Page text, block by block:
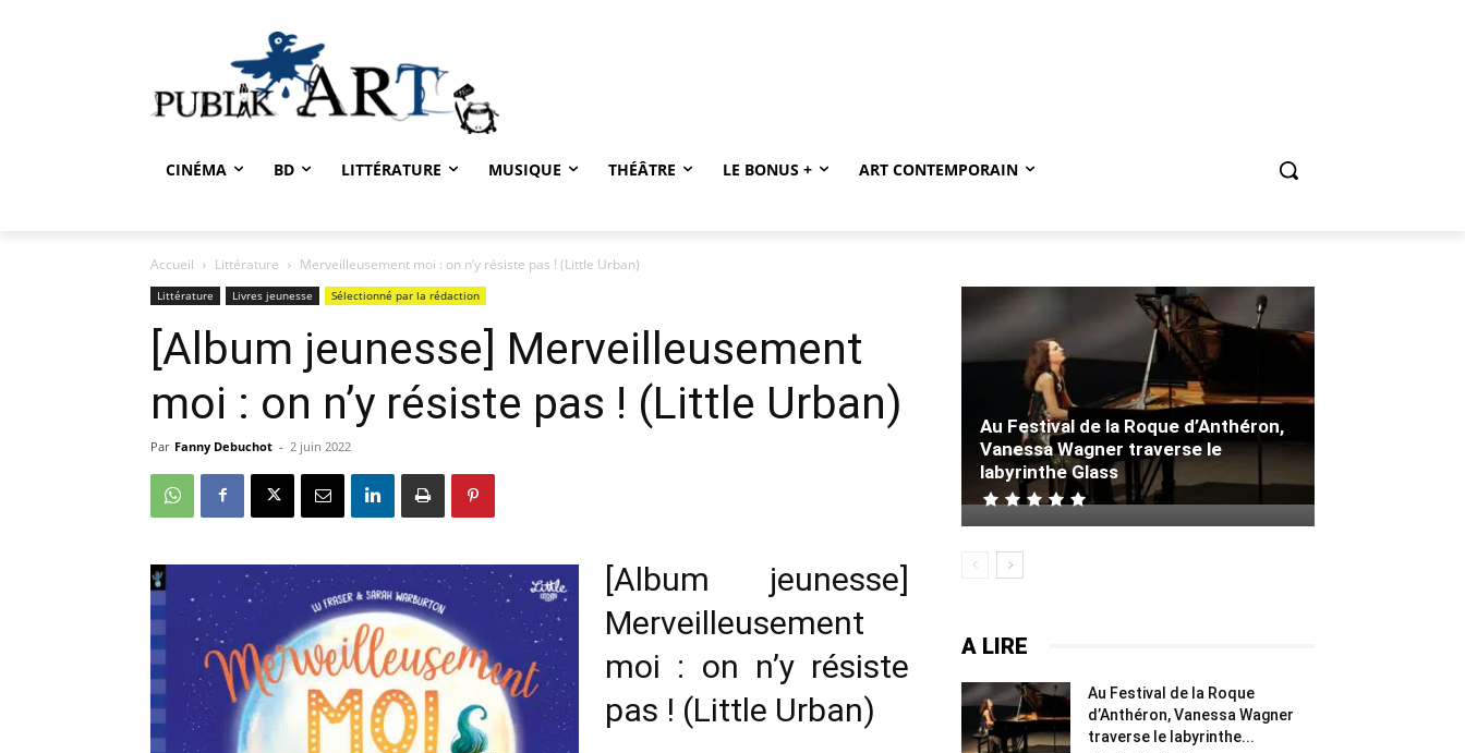
CINÉMA BD LITTÉRATURE MUSIQUE THÉÂTRE LE BONUS + ART CONTEMPORAIN
Accueil Littérature Merveilleusement moi : on n’y résiste pas ! (Little Urban)
Littérature Livres jeunesse Sélectionné par la rédaction
[Album jeunesse] Merveilleusement
moi : on n’y résiste pas ! (Little Urban)
Par Fanny Debuchot - 2 juin 2022
[Album jeunesse]
Merveilleusement
moi : on n’y résiste
pas ! (Little Urban)
Au Festival de la Roque d’Anthéron,
Vanessa Wagner traverse le
labyrinthe Glass
A LIRE
Au Festival de la Roque
d’Anthéron, Vanessa Wagner
traverse le labyrinthe...